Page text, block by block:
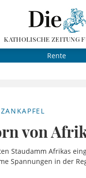
KATHOLISCHE ZEITUNG
Rente
von
Staudamm Afrikas
Spannungen in der